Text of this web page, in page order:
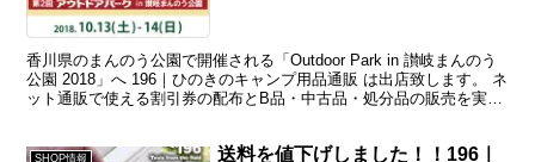
香川県のまんのう公園で開催される「Outdoor Park in 讃岐まんのう
公園 2018」へ 196｜ひのきのキャンプ用品通販 は出店致します。 ネ
ット通販で使える割引券の配布とB品・中古品・処分品の販売を実施
SHOP情報
送料を値下げしました！！196｜